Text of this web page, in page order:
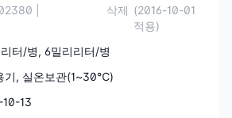
|
삭제 (2016-10-01
적용)
터/병, 6밀리리터/병
기, 실온보관(1~30℃)
13